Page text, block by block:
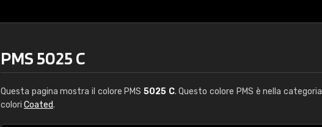
PMS 5025 C
Questa pagina mostra il colore PMS5025 C. Questo colore PMS è nella categoria
colori Coated.